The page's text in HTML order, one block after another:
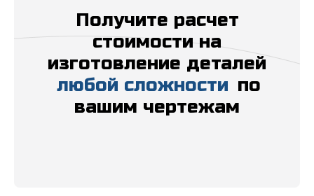
Получите расчет
стоимости на
изготовление деталей
любой сложности по
вашим чертежам
Телефон*